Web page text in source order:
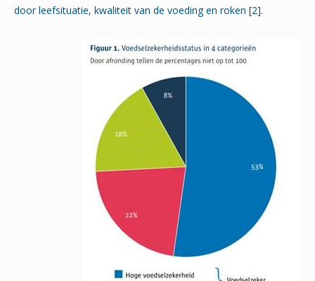
door leefsituatie, kwaliteit van de voeding en roken [2].